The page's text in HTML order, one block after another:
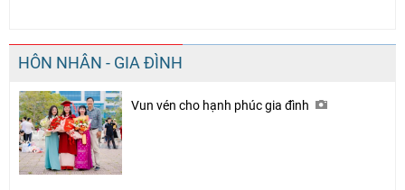
HÔN NHÂN - GIA ĐÌNH
Vun vén cho hạnh phúc gia đình